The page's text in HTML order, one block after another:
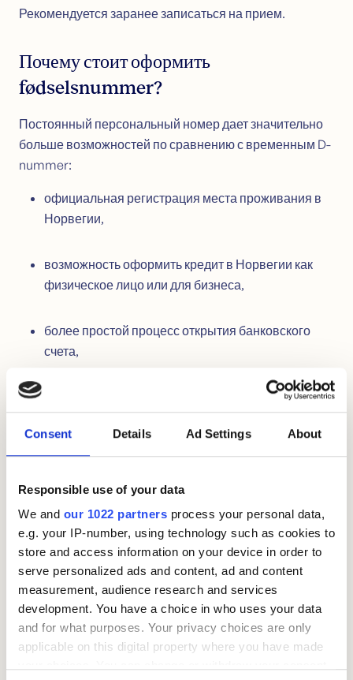
Consent Details Ad Settings About
Responsible use of your data
We and our 1022 partners process your personal data,
e.g. your IP-number, using technology such as cookies to
store and access information on your device in order to
serve personalized ads and content, ad and content
measurement, audience research and services
development. You have a choice in who uses your data
and for what purposes. Your privacy choices are only
applicable on this digital property where you have made
Рекомендуется заранее записаться на прием.
Почему стоит оформить
fødselsnummer?
Постоянный персональный номер дает значительно
больше возможностей по сравнению с временным D-
nummer:
официальная регистрация места проживания в
Норвегии,
возможность оформить кредит в Норвегии как
физическое лицо или для бизнеса,
более простой процесс открытия банковского
счета,
возможность оформить кредитную или
дебетовую карту,
возможность пользоваться электронными
государственными услугами.
Кредит в Норвегии с D-nummer
не предоставляется
Сколько времени занимает получение
fødselsnummer?